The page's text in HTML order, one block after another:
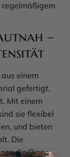
regelmäßigem
–
einem
gefertigt,
Mit einem
sie flexibel
und bieten
Die
die Ringe